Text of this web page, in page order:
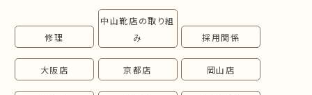
修理
中山靴店の取り組
み
採用関係
大阪店 京都店 岡山店